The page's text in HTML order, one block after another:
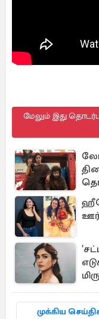
மேலும் இது
முக்கிய